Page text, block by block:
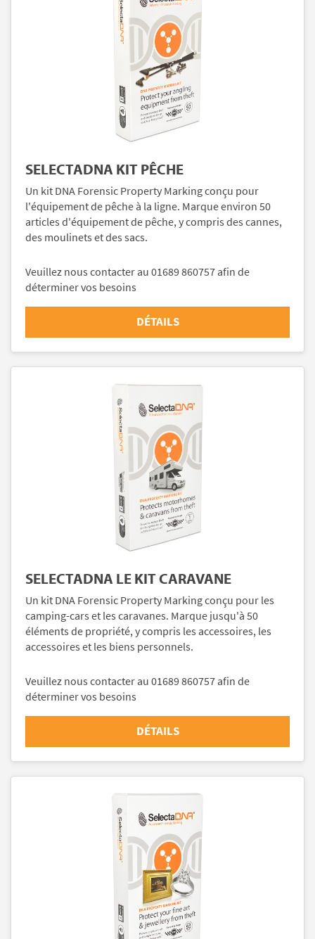
SELECTADNA KIT PÊCHE
Un kit DNA Forensic Property Marking conçu pour
l'équipement de pêche à la ligne. Marque environ 50
articles d'équipement de pêche, y compris des cannes,
des moulinets et des sacs.
Veuillez nous contacter au 01689 860757 afin de
déterminer vos besoins
DÉTAILS
SELECTADNA LE KIT CARAVANE
Un kit DNA Forensic Property Marking conçu pour les
camping-cars et les caravanes. Marque jusqu'à 50
éléments de propriété, y compris les accessoires, les
accessoires et les biens personnels.
Veuillez nous contacter au 01689 860757 afin de
déterminer vos besoins
DÉTAILS